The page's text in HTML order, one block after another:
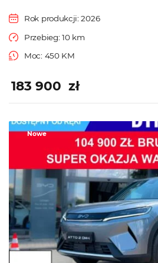
Rok produkcji: 2026
Przebieg: 10 km
Moc: 450 KM
183 900 zł
Nowe